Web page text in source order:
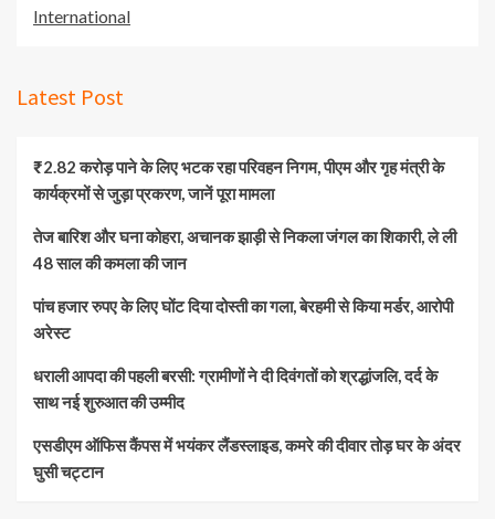
International
Latest Post
₹2.82 करोड़ पाने के लिए भटक रहा परिवहन निगम, पीएम और गृह मंत्री के
कार्यक्रमों से जुड़ा प्रकरण, जानें पूरा मामला
तेज बारिश और घना कोहरा, अचानक झाड़ी से निकला जंगल का शिकारी, ले ली
48 साल की कमला की जान
पांच हजार रुपए के लिए घोंट दिया दोस्ती का गला, बेरहमी से किया मर्डर, आरोपी
अरेस्ट
धराली आपदा की पहली बरसी: ग्रामीणों ने दी दिवंगतों को श्रद्धांजलि, दर्द के
साथ नई शुरुआत की उम्मीद
एसडीएम ऑफिस कैंपस में भयंकर लैंडस्लाइड, कमरे की दीवार तोड़ घर के अंदर
घुसी चट्टान